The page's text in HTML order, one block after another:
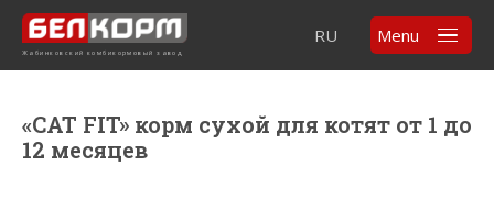
Жабинковский комбикормовый завод
RU Menu
«CAT FIT» корм сухой для котят от 1 до
12 месяцев